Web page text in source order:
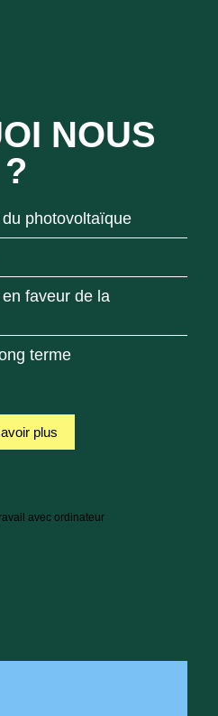
NOUS
photovoltaïque
faveur de la
terme
plus